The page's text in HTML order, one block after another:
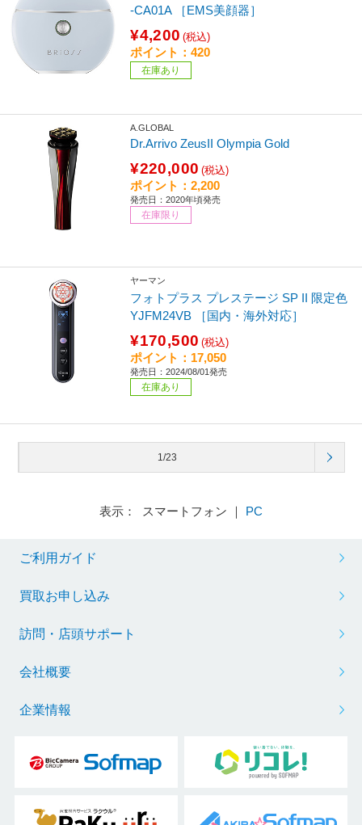
-CA01A ［EMS美顔器］
¥4,200 (税込)
ポイント：420
在庫あり
A.GLOBAL
Dr.Arrivo ZeusII Olympia Gold
¥220,000 (税込)
ポイント：2,200
発売日：2020年頃発売
在庫限り
ヤーマン
フォトプラス プレステージ SP II 限定色
YJFM24VB ［国内・海外対応］
¥170,500 (税込)
ポイント：17,050
発売日：2024/08/01発売
在庫あり
1/23
表示： スマートフォン ｜ PC
ご利用ガイド
買取お申し込み
訪問・店頭サポート
会社概要
企業情報